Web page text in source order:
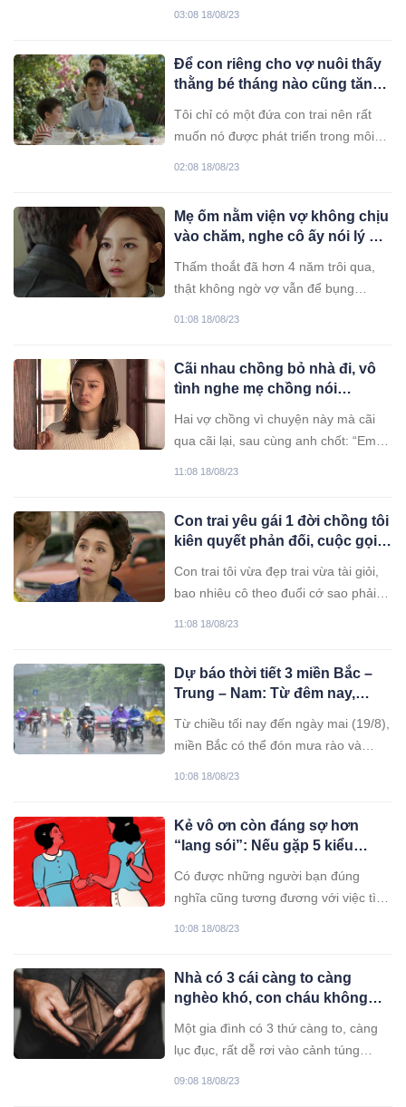
03:08 18/08/23
Để con riêng cho vợ nuôi thấy
thằng bé tháng nào cũng tăng
luôn
Tôi chỉ có một đứa con trai nên rất
muốn nó được phát triển trong môi
02:08 18/08/23
Mẹ ốm nằm viện vợ không chịu
vào chăm, nghe cô ấy nói lý do
Thấm thoắt đã hơn 4 năm trôi qua,
thật không ngờ vợ vẫn để bụng
01:08 18/08/23
Cãi nhau chồng bỏ nhà đi, vô
tình nghe mẹ chồng nói
ngoại ngay trong đêm
Hai vợ chồng vì chuyện này mà cãi
qua cãi lại, sau cùng anh chốt: “Em
lời.
11:08 18/08/23
Con trai yêu gái 1 đời chồng tôi
kiên quyết phản đối, cuộc gọi 1
Con trai tôi vừa đẹp trai vừa tài giỏi,
bao nhiêu cô theo đuổi cớ sao phải
quyết không đồng ý.
11:08 18/08/23
Dự báo thời tiết 3 miền Bắc –
Trung – Nam: Từ đêm nay,
Từ chiều tối nay đến ngày mai (19/8),
miền Bắc có thể đón mưa rào và
nắng nóng.m nay Bắc Bộ đón mưa
giông mạnh, miền Trung nắng nóng
kéo dài hết ngày mai.
10:08 18/08/23
Kẻ vô ơn còn đáng sợ hơn
“lang sói”: Nếu gặp 5 kiểu
gắng tránh xa!
Có được những người bạn đúng
nghĩa cũng tương đương với việc tìm
bùn lầy vực sâu.
10:08 18/08/23
Nhà có 3 cái càng to càng
nghèo khó, con cháu không
tiên dễ phá sản
Một gia đình có 3 thứ càng to, càng
lục đục, rất dễ rơi vào cảnh túng
09:08 18/08/23